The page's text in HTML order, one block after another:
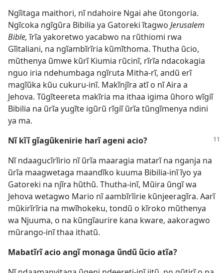
Ngĩitaga maithori, nĩ ndahoire Ngai ahe ũtongoria.
Ngĩcoka ngĩgũra Bibilia ya Gatoreki ĩtagwo Jerusalem
Bible,ĩrĩa yakoretwo yacabwo na rũthiomi rwa
Gĩitaliani, na ngĩambĩrĩria kũmĩthoma. Thutha ũcio,
mũthenya ũmwe kũrĩ Kiumia rũcinĩ, rĩrĩa ndacokagia
nguo iria ndehumbaga ngĩruta Mitha-rĩ, andũ erĩ
magĩũka kũu cukuru-inĩ. Makĩnjĩra atĩ o nĩ Aira a
Jehova. Tũgĩteereta makĩria ma ithaa igima ũhoro wĩgiĩ
Bibilia na ũrĩa yugĩte igũrũ rĩgiĩ ũrĩa tũngĩmenya ndini
ya ma.
Nĩ kĩĩ gĩagũkenirie harĩ ageni acio?
Nĩ ndaagucĩrĩirio nĩ ũrĩa maaragia matarĩ na nganja na
ũrĩa maagwetaga maandĩko kuuma Bibilia-inĩ ĩyo ya
Gatoreki na njĩra hũthũ. Thutha-inĩ, Mũira ũngĩ wa
Jehova wetagwo Mario nĩ aambĩrĩirie kũnjeeragĩra. Aarĩ
mũkirĩrĩria na mwĩhokeku, tondũ o kĩroko mũthenya
wa Njuuma, o na kũngĩaurire kana kware, aakoragwo
mũrango-inĩ thaa ithatũ.
Mabatĩrĩ acio angĩ monaga ũndũ ũcio atĩa?